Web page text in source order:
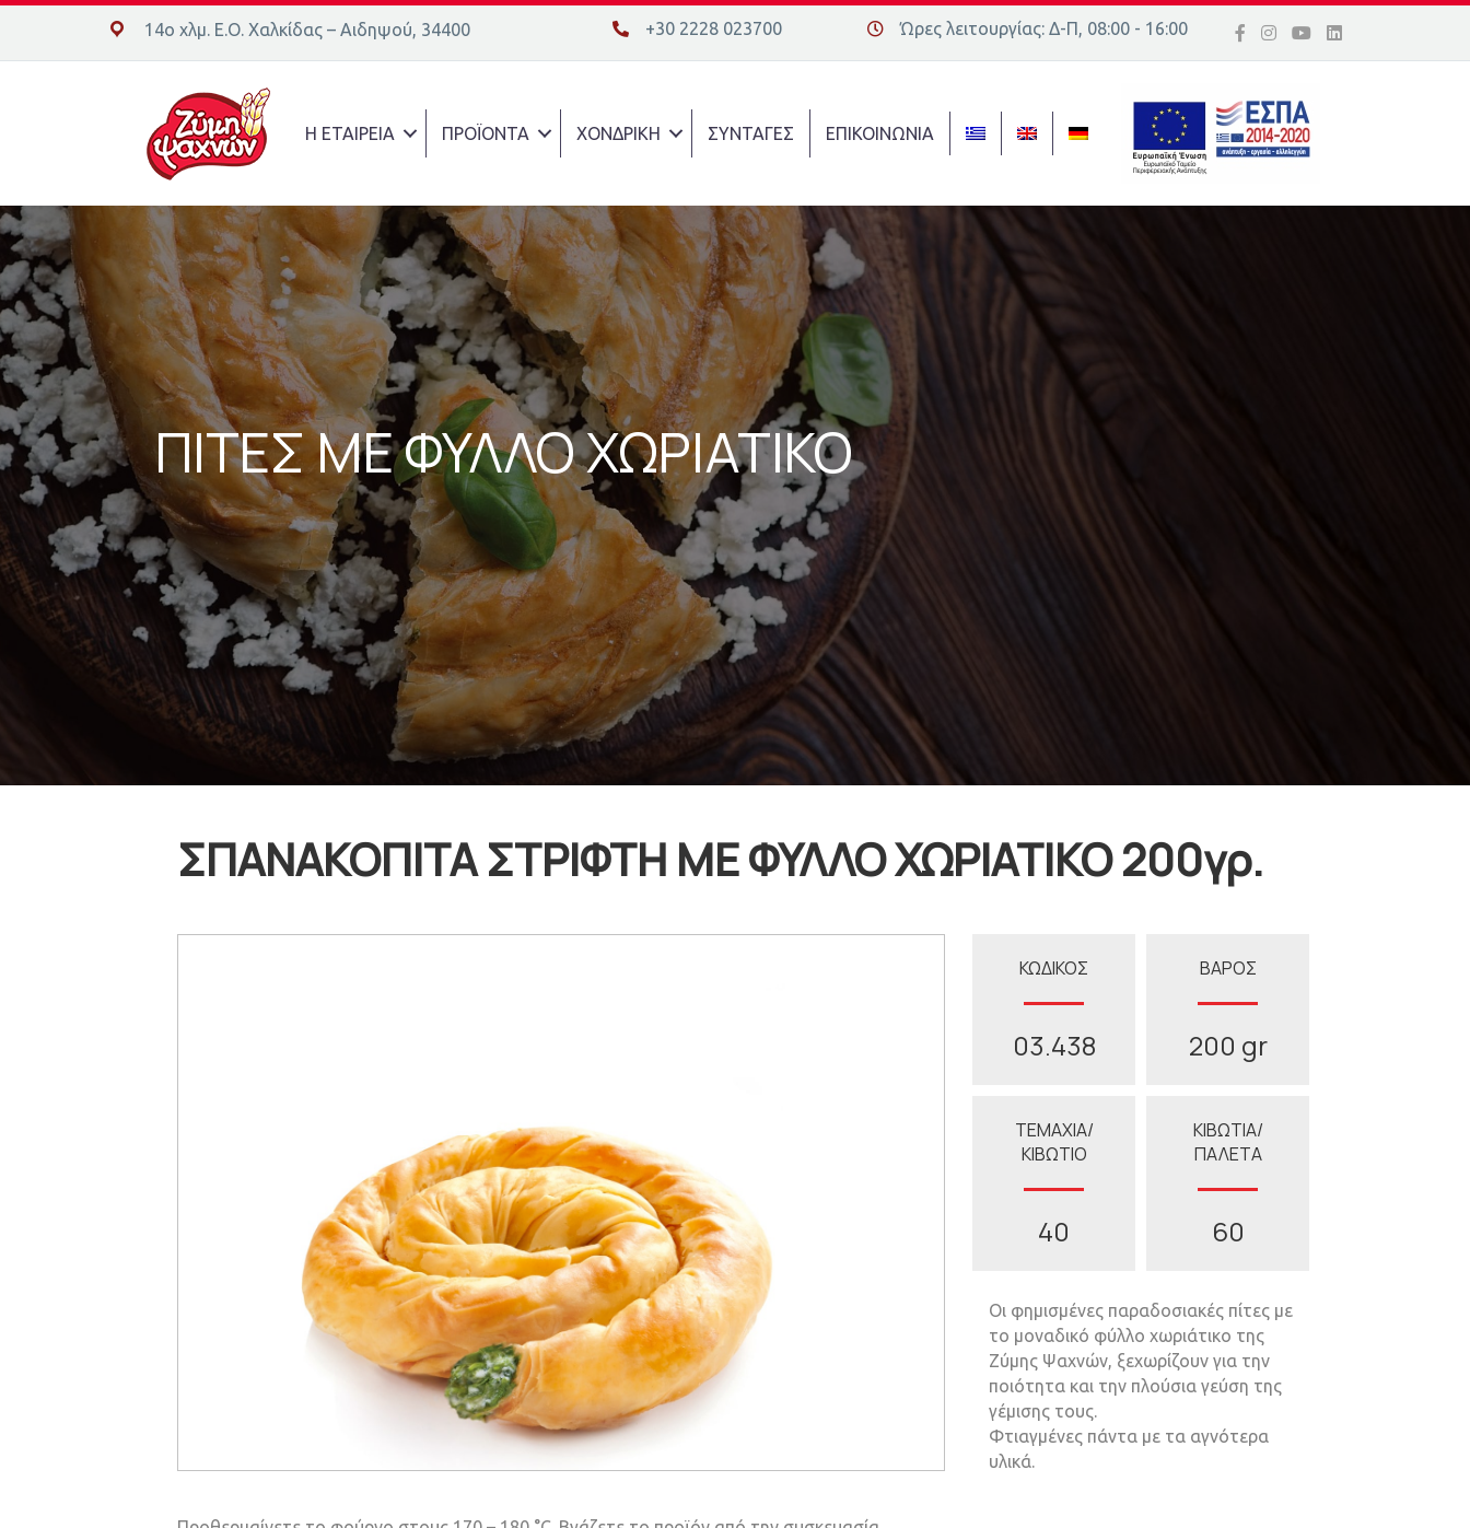
14ο χλμ. Ε.Ο. Χαλκίδας – Αιδηψού, 34400
14ο χλμ. Ε.Ο. Χαλκίδας – Αιδηψού, 34400 +30 2228 023700
+30 2228 023700 Διεύθυνση οδός 16, Ελλάδα
Ώρες λειτουργίας: Δ-Π, 08:00 - 16:00
Η ΕΤΑΙΡΕΙΑ ΠΡΟΪΟΝΤΑ ΧΟΝΔΡΙΚΗ ΣΥΝΤΑΓΕΣ ΕΠΙΚΟΙΝΩΝΙΑ
ΠΙΤΕΣ ΜΕ ΦΥΛΛΟ ΧΩΡΙΑΤΙΚΟ
ΣΠΑΝΑΚΟΠΙΤΑ ΣΤΡΙΦΤΗ ΜΕ ΦΥΛΛΟ ΧΩΡΙΑΤΙΚΟ 200γρ.
ΚΩΔΙΚΟΣ
03.438
ΒΑΡΟΣ
200 gr
ΤΕΜΑΧΙΑ/
ΚΙΒΩΤΙΟ
40
ΚΙΒΩΤΙΑ/
ΠΑΛΕΤΑ
60
Οι φηµισµένες παραδοσιακές πίτες µε
το µοναδικό φύλλο χωριάτικο της
Ζύµης Ψαχνών, ξεχωρίζουν για την
ποιότητα και την πλούσια γεύση της
γέµισης τους.
Φτιαγµένες πάντα µε τα αγνότερα
υλικά.